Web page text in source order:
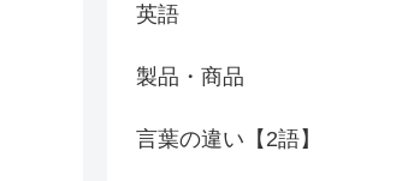
英語
製品・商品
言葉の違い【2語】